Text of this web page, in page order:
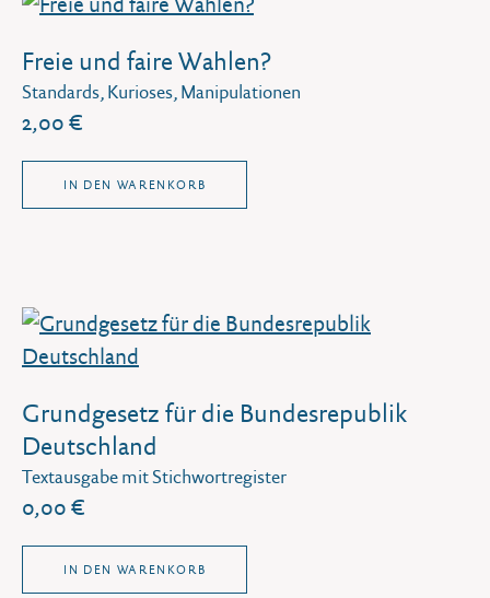
Freie und faire Wahlen?
Standards, Kurioses, Manipulationen
2,00 €
IN DEN WARENKORB
Grundgesetz für die Bundesrepublik
Deutschland
Textausgabe mit Stichwortregister
0,00 €
IN DEN WARENKORB